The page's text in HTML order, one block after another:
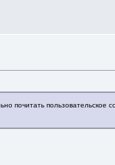
почитать пользовательское